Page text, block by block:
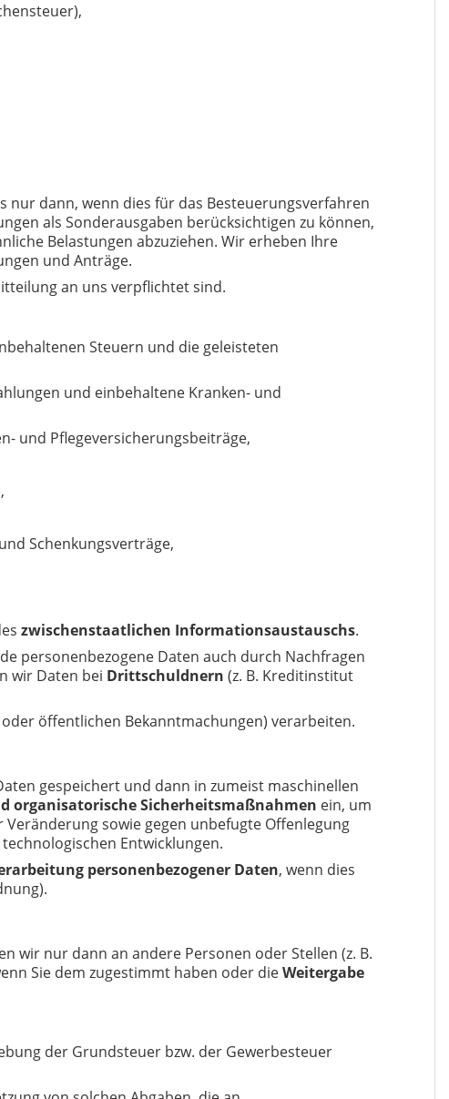
nur dann, wenn dies für das Besteuerungsverfahren
als Sonderausgaben berücksichtigen zu können,
Belastungen abzuziehen. Wir erheben Ihre
und Anträge.
an uns verpflichtet sind.
Steuern und die geleisteten
und einbehaltene Kranken- und
und Pflegeversicherungsbeiträge,
Schenkungsverträge,
zwischenstaatlichen Informationsaustauschs.
personenbezogene Daten auch durch Nachfragen
wir Daten bei Drittschuldnern (z. B. Kreditinstitut
öffentlichen Bekanntmachungen) verarbeiten.
gespeichert und dann in zumeist maschinellen
organisatorische Sicherheitsmaßnahmen ein, um
sowie gegen unbefugte Offenlegung
Entwicklungen.
personenbezogener Daten, wenn dies
wir nur dann an andere Personen oder Stellen (z. B.
Sie dem zugestimmt haben oder dieWeitergabe
der Grundsteuer bzw. der Gewerbesteuer